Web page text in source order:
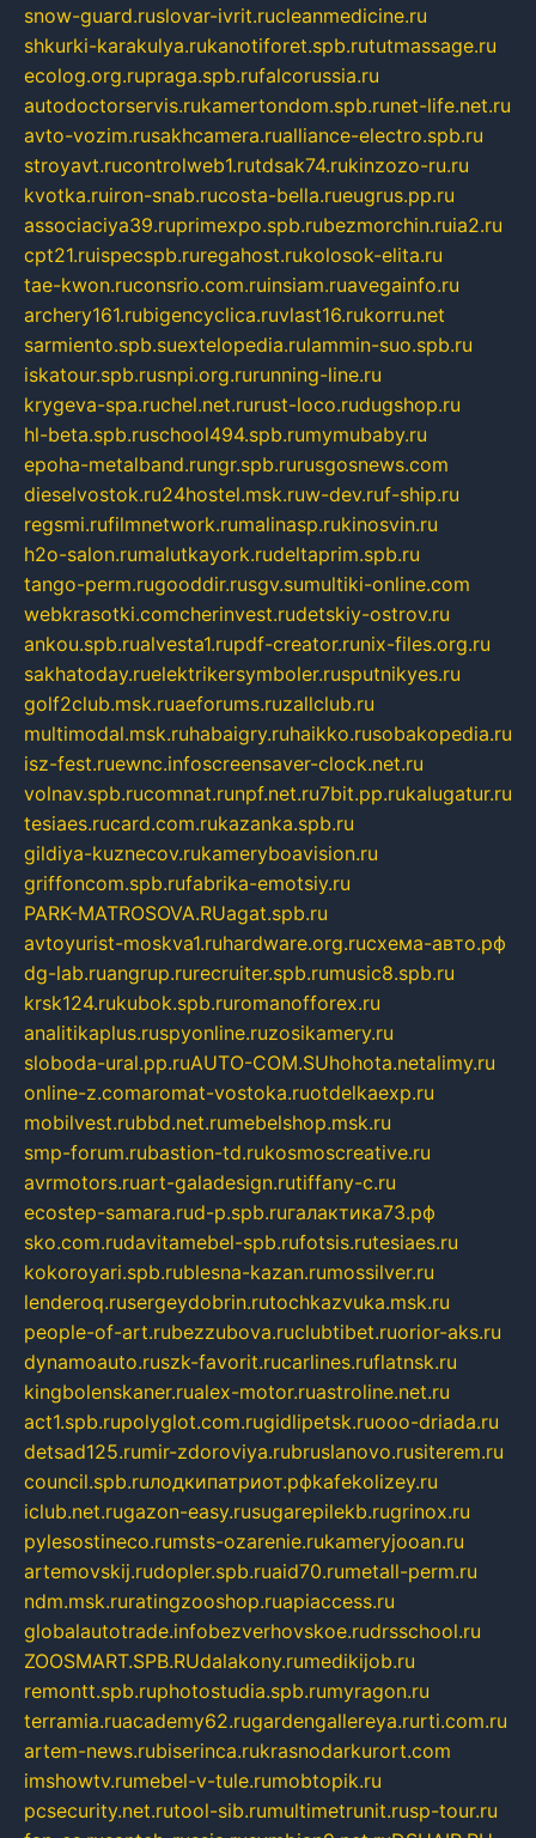
snow-guard.ruslovar-ivrit.rucleanmedicine.ru
shkurki-karakulya.rukanotiforet.spb.rututmassage.ru
ecolog.org.rupraga.spb.rufalcorussia.ru
autodoctorservis.rukamertondom.spb.runet-life.net.ru
avto-vozim.rusakhcamera.rualliance-electro.spb.ru
stroyavt.rucontrolweb1.rutdsak74.rukinzozo-ru.ru
kvotka.ruiron-snab.rucosta-bella.rueugrus.pp.ru
associaciya39.ruprimexpo.spb.rubezmorchin.ruia2.ru
cpt21.ruispecspb.ruregahost.rukolosok-elita.ru
tae-kwon.ruconsrio.com.ruinsiam.ruavegainfo.ru
archery161.rubigencyclica.ruvlast16.rukorru.net
sarmiento.spb.suextelopedia.rulammin-suo.spb.ru
iskatour.spb.rusnpi.org.rurunning-line.ru
krygeva-spa.ruchel.net.rurust-loco.rudugshop.ru
hl-beta.spb.ruschool494.spb.rumymubaby.ru
epoha-metalband.rungr.spb.rurusgosnews.com
dieselvostok.ru24hostel.msk.ruw-dev.ruf-ship.ru
regsmi.rufilmnetwork.rumalinasp.rukinosvin.ru
h2o-salon.rumalutkayork.rudeltaprim.spb.ru
tango-perm.rugooddir.rusgv.sumultiki-online.com
webkrasotki.comcherinvest.rudetskiy-ostrov.ru
ankou.spb.rualvesta1.rupdf-creator.runix-files.org.ru
sakhatoday.ruelektrikersymboler.rusputnikyes.ru
golf2club.msk.ruaeforums.ruzallclub.ru
multimodal.msk.ruhabaigry.ruhaikko.rusobakopedia.ru
isz-fest.ruewnc.infoscreensaver-clock.net.ru
volnav.spb.rucomnat.runpf.net.ru7bit.pp.rukalugatur.ru
tesiaes.rucard.com.rukazanka.spb.ru
gildiya-kuznecov.rukameryboavision.ru
griffoncom.spb.rufabrika-emotsiy.ru
PARK-MATROSOVA.RUagat.spb.ru
avtoyurist-moskva1.ruhardware.org.ruсхема-авто.рф
dg-lab.ruangrup.rurecruiter.spb.rumusic8.spb.ru
krsk124.rukubok.spb.ruromanofforex.ru
analitikaplus.ruspyonline.ruzosikamery.ru
sloboda-ural.pp.ruAUTO-COM.SUhohota.netalimy.ru
online-z.comaromat-vostoka.ruotdelkaexp.ru
mobilvest.rubbd.net.rumebelshop.msk.ru
smp-forum.rubastion-td.rukosmoscreative.ru
avrmotors.ruart-galadesign.rutiffany-c.ru
ecostep-samara.rud-p.spb.ruгалактика73.рф
sko.com.rudavitamebel-spb.rufotsis.rutesiaes.ru
kokoroyari.spb.rublesna-kazan.rumossilver.ru
lenderoq.rusergeydobrin.rutochkazvuka.msk.ru
people-of-art.rubezzubova.ruclubtibet.ruorior-aks.ru
dynamoauto.ruszk-favorit.rucarlines.ruflatnsk.ru
kingbolenskaner.rualex-motor.ruastroline.net.ru
act1.spb.rupolyglot.com.rugidlipetsk.ruooo-driada.ru
detsad125.rumir-zdoroviya.rubruslanovo.rusiterem.ru
council.spb.ruлодкипатриот.рфkafekolizey.ru
iclub.net.rugazon-easy.rusugarepilekb.rugrinox.ru
pylesostineco.rumsts-ozarenie.rukameryjooan.ru
artemovskij.rudopler.spb.ruaid70.rumetall-perm.ru
ndm.msk.ruratingzooshop.ruapiaccess.ru
globalautotrade.infobezverhovskoe.rudrsschool.ru
ZOOSMART.SPB.RUdalakony.rumedikijob.ru
remontt.spb.ruphotostudia.spb.rumyragon.ru
terramia.ruacademy62.rugardengallereya.rurti.com.ru
artem-news.rubiserinca.rukrasnodarkurort.com
imshowtv.rumebel-v-tule.rumobtopik.ru
pcsecurity.net.rutool-sib.rumultimetrunit.rusp-tour.ru